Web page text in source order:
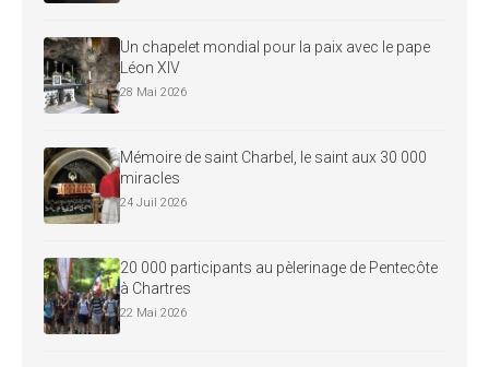
Un chapelet mondial pour la paix avec le pape
Léon XIV
28 Mai 2026
Mémoire de saint Charbel, le saint aux 30 000
miracles
24 Juil 2026
20 000 participants au pèlerinage de Pentecôte
à Chartres
22 Mai 2026